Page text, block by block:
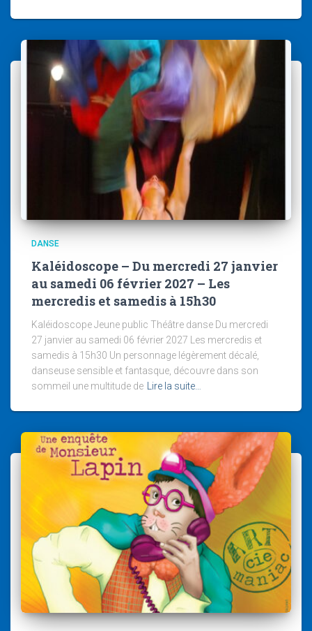
DANSE
Kaléidoscope – Du mercredi 27 janvier
au samedi 06 février 2027 – Les
mercredis et samedis à 15h30
Kaléidoscope Jeune public Théâtre danse Du mercredi
27 janvier au samedi 06 février 2027 Les mercredis et
samedis à 15h30 Un personnage légèrement décalé,
danseuse sensible et fantasque, découvre dans son
sommeil une multitude de Lire la suite…